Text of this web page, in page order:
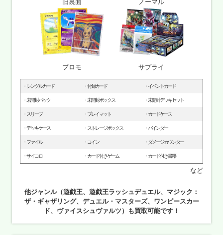
旧裏面 ノーマル
プロモ サプライ
シングルカード 付録カード イベントカード
未開封パック 未開封ボックス 未開封デッキセット
スリーブ プレイマット カードケース
デッキケース ストレージボックス バインダー
ファイル コイン ダメージカウンター
サイコロ カード付きゲーム カード付き書籍
など
他ジャンル（遊戯王、遊戯王ラッシュデュエル、マジック：
ザ・ギャザリング、デュエル・マスターズ、ワンピースカー
ド、ヴァイスシュヴァルツ）も買取可能です！